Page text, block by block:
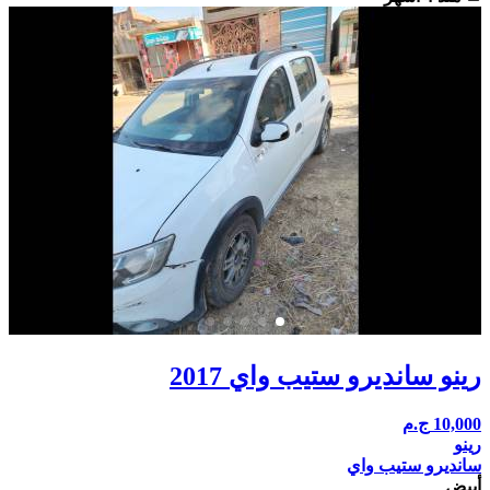
رينو سانديرو ستيب واي 2017
10,000 ج.م
رينو
سانديرو ستيب واي
أبيض